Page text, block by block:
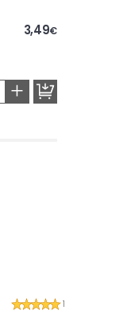
3,49€
+
1